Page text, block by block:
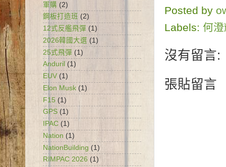
Posted by
Labels: 何
沒有留言:
張貼留言
軍購 (2)
鋼板打造班 (2)
12式反艦飛彈 (1)
2026韓國大選 (1)
25式飛彈 (1)
Anduril (1)
EUV (1)
Elon Musk (1)
F15 (1)
GPS (1)
IPAC (1)
Nation (1)
NationBuilding (1)
RIMPAC 2026 (1)